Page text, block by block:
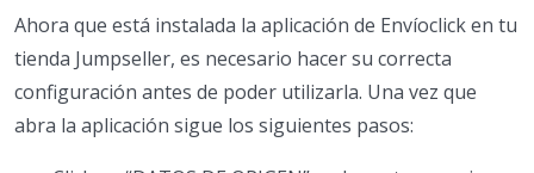
Ahora que está instalada la aplicación de Envíoclick en tu
tienda Jumpseller, es necesario hacer su correcta
configuración antes de poder utilizarla. Una vez que
abra la aplicación sigue los siguientes pasos: